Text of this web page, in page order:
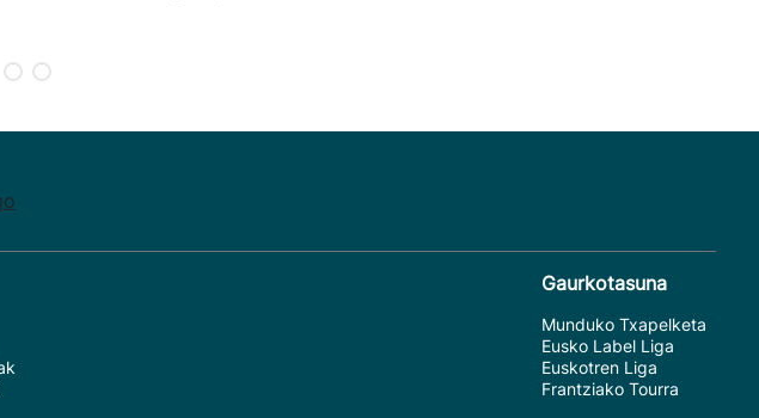
Gaurkotasuna
Munduko Txapelketa
Eusko Label Liga
Euskotren Liga
Frantziako Tourra